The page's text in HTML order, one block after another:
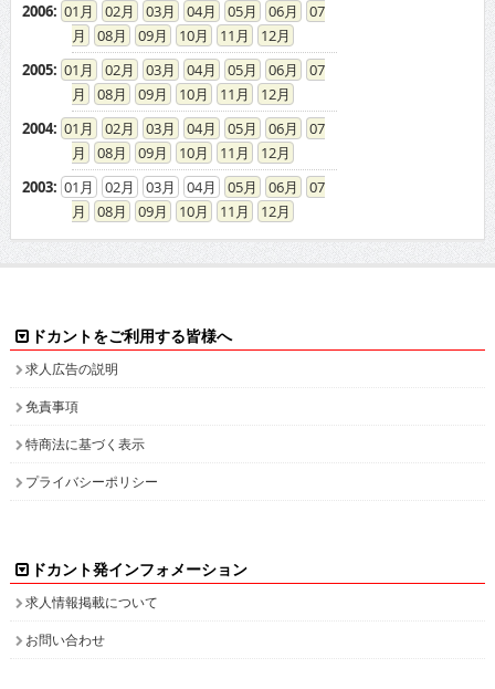
2006: 01 02 03 04 05 06
07
08
09 10 11
12
2005: 01 02 03 04 05 06
07
08
09 10 11
12
2004: 01 02 03 04 05 06
07
08
09 10 11
12
2003: 01 02 03 04 05 06
07
08
09 10 11 12
ドカントをご利用する皆様へ
求人広告の説明
免責事項
特商法に基づく表示
プライバシーポリシー
ドカント発インフォメーション
求人情報掲載について
お問い合わせ